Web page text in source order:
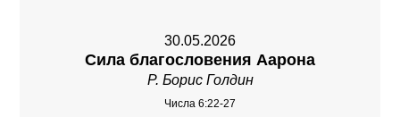
30.05.2026
Сила благословения Аарона
Р. Борис Голдин
Числа 6:22-27